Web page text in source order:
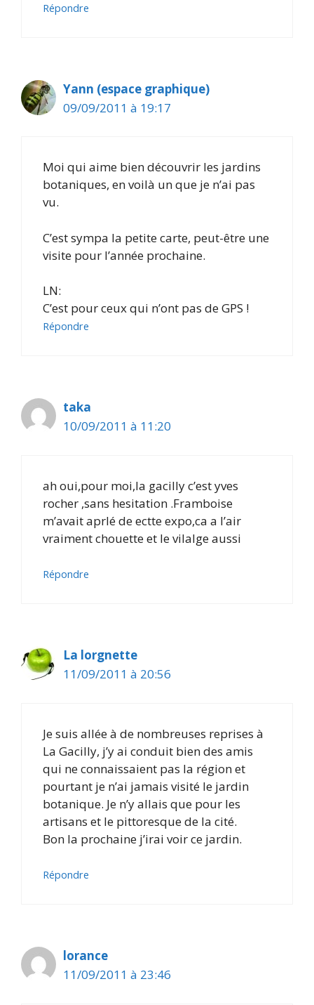
Répondre
Yann (espace graphique)
09/09/2011 à 19:17
Moi qui aime bien découvrir les jardins
botaniques, en voilà un que je n’ai pas
vu.
C’est sympa la petite carte, peut-être une
visite pour l’année prochaine.
LN:
C’est pour ceux qui n’ont pas de GPS !
Répondre
taka
10/09/2011 à 11:20
ah oui,pour moi,la gacilly c’est yves
rocher ,sans hesitation .Framboise
m’avait aprlé de ectte expo,ca a l’air
vraiment chouette et le vilalge aussi
Répondre
La lorgnette
11/09/2011 à 20:56
Je suis allée à de nombreuses reprises à
La Gacilly, j’y ai conduit bien des amis
qui ne connaissaient pas la région et
pourtant je n’ai jamais visité le jardin
botanique. Je n’y allais que pour les
artisans et le pittoresque de la cité.
Bon la prochaine j’irai voir ce jardin.
Répondre
lorance
11/09/2011 à 23:46